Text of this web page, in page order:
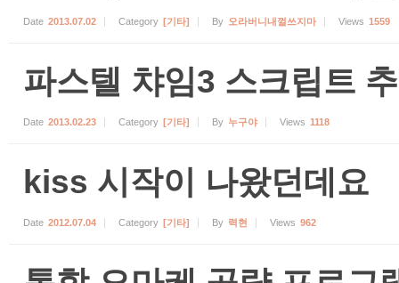
Date 2013.07.02 Category [기타] By 오라버니내껄쓰지마 Views 1559
파스텔 챠임3 스크립트
Date 2013.02.23 Category [기타] By 누구야 Views 1118
kiss 시작이 나왔던데요
Date 2012.07.04 Category [기타] By 력현 Views 962